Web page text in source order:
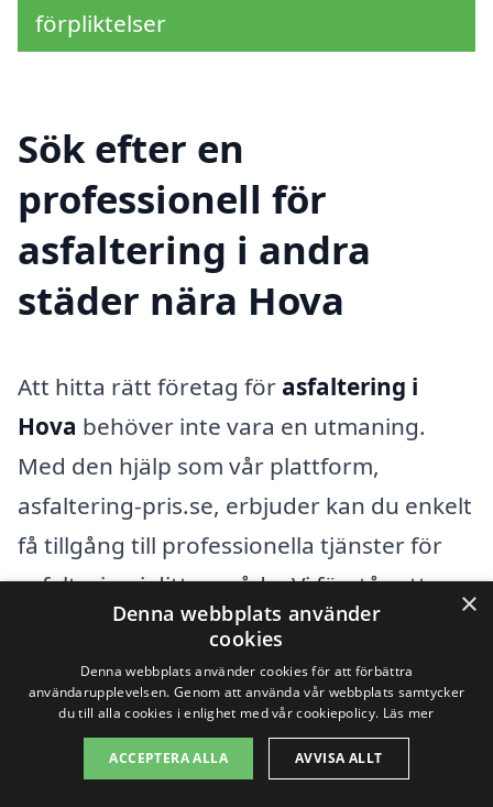
förpliktelser
Sök efter en
professionell för
asfaltering i andra
städer nära Hova
Att hitta rätt företag för asfaltering i
Hova behöver inte vara en utmaning.
Med den hjälp som vår plattform,
asfaltering-pris.se, erbjuder kan du enkelt
få tillgång till professionella tjänster för
asfaltering i ditt område. Vi förstår att
asfaltering är en grundläggande del av
att underhålla din fastighet eller väg, och
att det ofta är nödvändigt för att
säkerställa en bra framkomlighet. Genom
att använda vår tjänst kan du snabbt
×
Denna webbplats använder
cookies
Denna webbplats använder cookies för att förbättra
användarupplevelsen. Genom att använda vår webbplats samtycker
du till alla cookies i enlighet med vår cookiepolicy. Läs mer
ACCEPTERA ALLA AVVISA ALLT